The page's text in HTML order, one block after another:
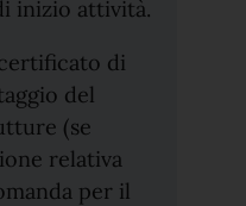
inizio attività.
di
del
(se
relativa
per il